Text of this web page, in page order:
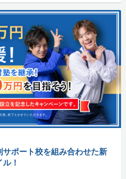
サポート校を組み合わせた新
！